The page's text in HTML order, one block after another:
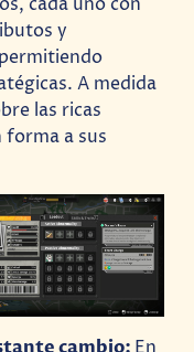
y
A medida
las ricas
a sus